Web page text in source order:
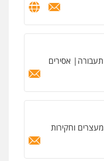
תעבורה אסירים
מעצרים וחקירות